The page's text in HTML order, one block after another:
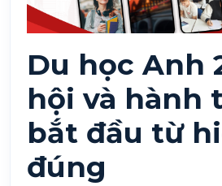
Du học Anh
hội và hành
bắt đầu từ
đúng